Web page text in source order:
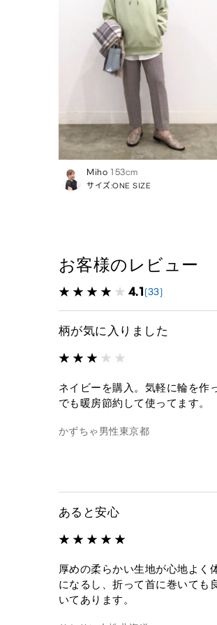
Miho 153cm
サイズ:ONE SIZE
お客様のレビュー
4.1(33)
柄が気に入りました
ネイビーを購入。気軽に輪を作
でも暖房節約して使ってます。
かずちゃ男性東京都
あると安心
厚めの柔らかい生地が心地よく
になるし、折って首に巻いても
いてあります。